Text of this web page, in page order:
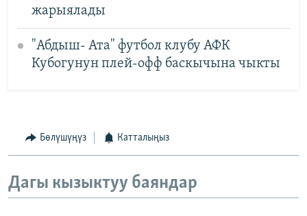
жарыялады
"Абдыш- Ата" футбол клубу АФК
Кубогунун плей-офф баскычына чыкты
Бөлүшүңүз Катталыңыз
Дагы кызыктуу баяндар